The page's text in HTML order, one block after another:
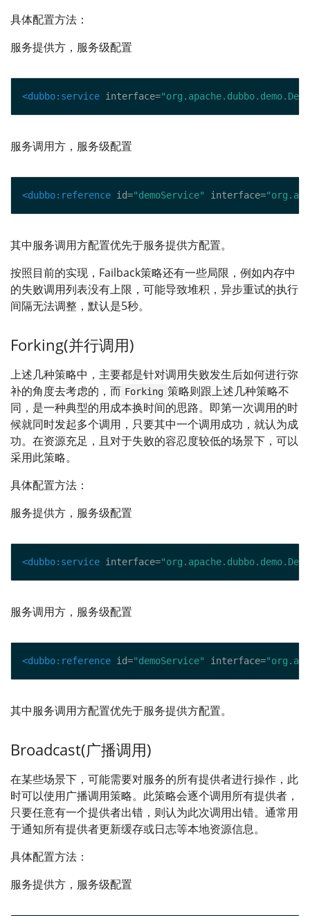
具体配置方法：
服务提供方，服务级配置
<dubbo:service interface=
服务调用方，服务级配置
<dubbo:reference id="demoService" interface=
其中服务调用方配置优先于服务提供方配置。
按照目前的实现，Failback策略还有一些局限，例如内存中
的失败调用列表没有上限，可能导致堆积，异步重试的执行
间隔无法调整，默认是5秒。
Forking(并行调用)
上述几种策略中，主要都是针对调用失败发生后如何进行弥
补的角度去考虑的，而 Forking 策略则跟上述几种策略不
同，是一种典型的用成本换时间的思路。即第一次调用的时
候就同时发起多个调用，只要其中一个调用成功，就认为成
功。在资源充足，且对于失败的容忍度较低的场景下，可以
采用此策略。
具体配置方法：
服务提供方，服务级配置
<dubbo:service interface=
服务调用方，服务级配置
<dubbo:reference id="demoService" interface=
其中服务调用方配置优先于服务提供方配置。
Broadcast(广播调用)
在某些场景下，可能需要对服务的所有提供者进行操作，此
时可以使用广播调用策略。此策略会逐个调用所有提供者，
只要任意有一个提供者出错，则认为此次调用出错。通常用
于通知所有提供者更新缓存或日志等本地资源信息。
具体配置方法：
服务提供方，服务级配置